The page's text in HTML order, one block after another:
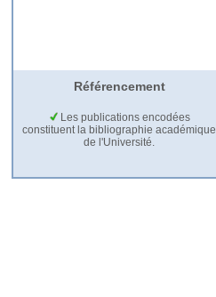
Référencement
Les publications encodées
constituent la bibliographie académique
de l'Université.